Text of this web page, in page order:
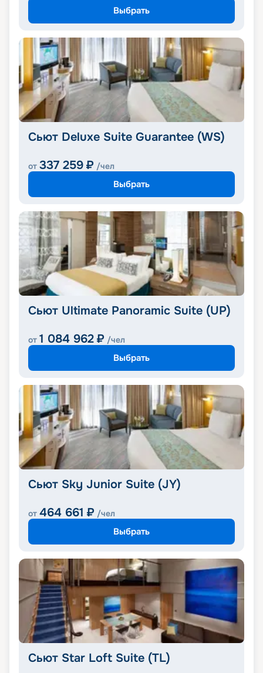
Выбрать
Сьют Deluxe Suite Guarantee (WS)
от 337 259 ₽ /чел
Выбрать
Сьют Ultimate Panoramic Suite (UP)
от 1 084 962 ₽ /чел
Выбрать
Сьют Sky Junior Suite (JY)
от 464 661 ₽ /чел
Выбрать
Сьют Star Loft Suite (TL)